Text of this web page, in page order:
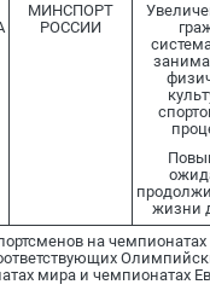
МИНСПОРТ
РОССИИ
жизни
на
мира и чемпионатах